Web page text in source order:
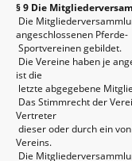
§ 9 Die
Die
angeschlossenen Pferde-
Sportvereinen gebildet.
Die Vereine haben je
ist die
letzte abgegebene
Das Stimmrecht der
Vertreter
dieser oder durch ein
Vereins.
Die